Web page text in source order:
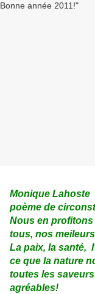
Monique Lahoste
poème de
Nous en
tous, nos
La paix, la santé,
ce que la nature
toutes les
agréables!